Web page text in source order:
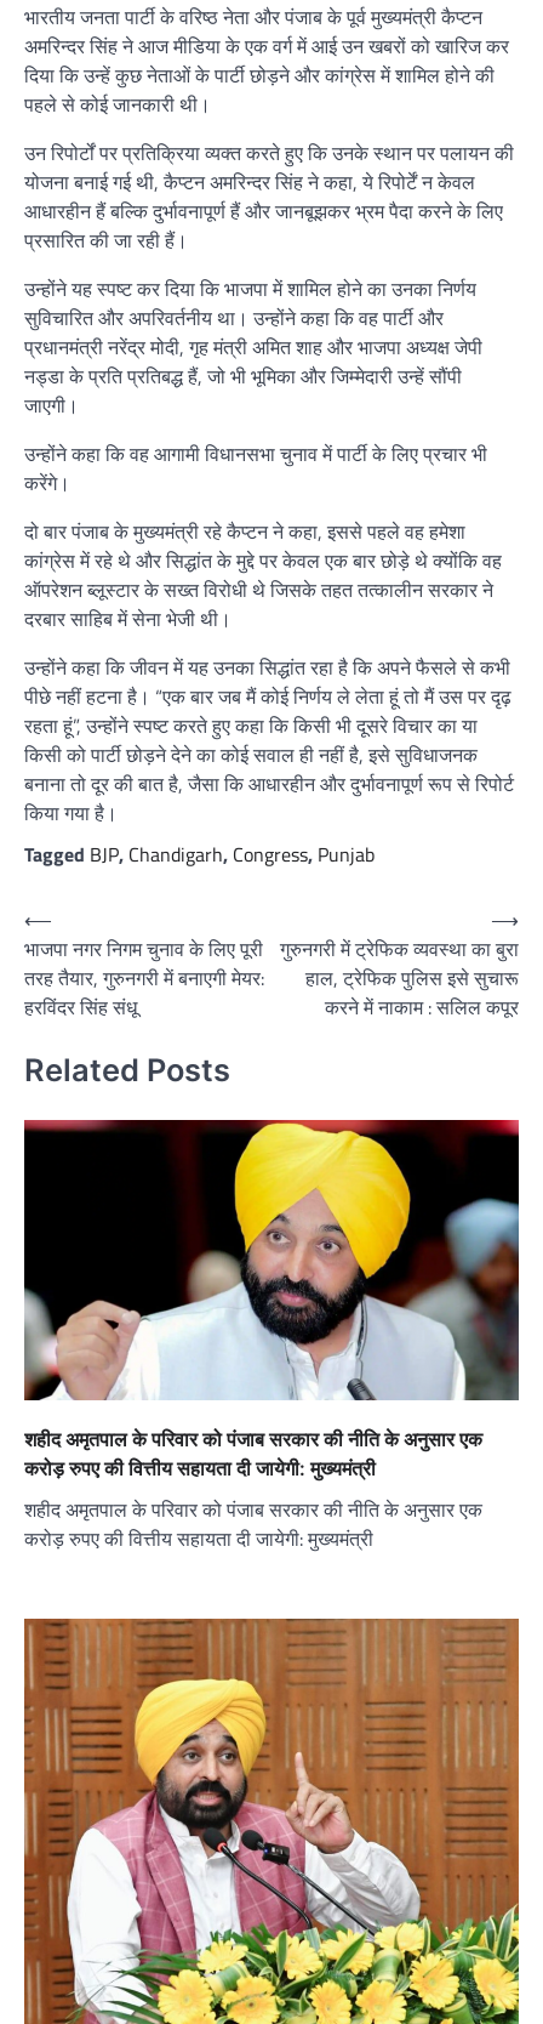
भारतीय जनता पार्टी के वरिष्ठ नेता और पंजाब के पूर्व मुख्यमंत्री कैप्टन
अमरिन्दर सिंह ने आज मीडिया के एक वर्ग में आई उन खबरों को खारिज कर
दिया कि उन्हें कुछ नेताओं के पार्टी छोड़ने और कांग्रेस में शामिल होने की
पहले से कोई जानकारी थी।
उन रिपोर्टों पर प्रतिक्रिया व्यक्त करते हुए कि उनके स्थान पर पलायन की
योजना बनाई गई थी, कैप्टन अमरिन्दर सिंह ने कहा, ये रिपोर्टें न केवल
आधारहीन हैं बल्कि दुर्भावनापूर्ण हैं और जानबूझकर भ्रम पैदा करने के लिए
प्रसारित की जा रही हैं।
उन्होंने यह स्पष्ट कर दिया कि भाजपा में शामिल होने का उनका निर्णय
सुविचारित और अपरिवर्तनीय था। उन्होंने कहा कि वह पार्टी और
प्रधानमंत्री नरेंद्र मोदी, गृह मंत्री अमित शाह और भाजपा अध्यक्ष जेपी
नड्डा के प्रति प्रतिबद्ध हैं, जो भी भूमिका और जिम्मेदारी उन्हें सौंपी
जाएगी।
उन्होंने कहा कि वह आगामी विधानसभा चुनाव में पार्टी के लिए प्रचार भी
करेंगे।
दो बार पंजाब के मुख्यमंत्री रहे कैप्टन ने कहा, इससे पहले वह हमेशा
कांग्रेस में रहे थे और सिद्धांत के मुद्दे पर केवल एक बार छोड़े थे क्योंकि वह
ऑपरेशन ब्लूस्टार के सख्त विरोधी थे जिसके तहत तत्कालीन सरकार ने
दरबार साहिब में सेना भेजी थी।
उन्होंने कहा कि जीवन में यह उनका सिद्धांत रहा है कि अपने फैसले से कभी
पीछे नहीं हटना है। “एक बार जब मैं कोई निर्णय ले लेता हूं तो मैं उस पर दृढ़
रहता हूं”, उन्होंने स्पष्ट करते हुए कहा कि किसी भी दूसरे विचार का या
किसी को पार्टी छोड़ने देने का कोई सवाल ही नहीं है, इसे सुविधाजनक
बनाना तो दूर की बात है, जैसा कि आधारहीन और दुर्भावनापूर्ण रूप से रिपोर्ट
किया गया है।
Tagged BJP, Chandigarh, Congress, Punjab
Post
navigation
⟵
भाजपा नगर निगम चुनाव के लिए पूरी
तरह तैयार, गुरुनगरी में बनाएगी मेयर:
हरविंदर सिंह संधू
गुरुनगरी में ट्रेफिक व्यवस्था का बुरा
हाल, ट्रेफिक पुलिस इसे सुचारू
करने में नाकाम : सलिल कपूर
⟶
Related Posts
शहीद अमृतपाल के परिवार को पंजाब सरकार की नीति के अनुसार एक
करोड़ रुपए की वित्तीय सहायता दी जायेगी: मुख्यमंत्री
शहीद अमृतपाल के परिवार को पंजाब सरकार की नीति के अनुसार एक
करोड़ रुपए की वित्तीय सहायता दी जायेगी: मुख्यमंत्री